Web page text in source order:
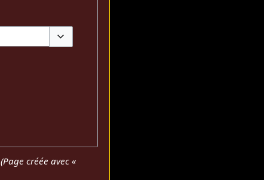
(Page créée avec «